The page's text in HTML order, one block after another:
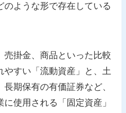
のような形で存在している
売掛金、商品といった比較
やすい「流動資産」と、土
期保有の有価証券など、
使用される「固定資産」